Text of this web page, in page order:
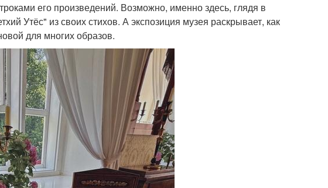
его произведений. Возможно, именно здесь, глядя в
Утёс" из своих стихов. А экспозиция музея раскрывает, как
для многих образов.